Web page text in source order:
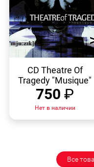
ПРОСМОТР
CD Theatre Of
Tragedy "Musique"
750 ₽
Нет в наличии
Все